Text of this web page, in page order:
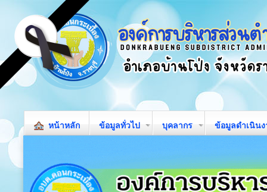
หน้าหลัก ข้อมูลทั่วไป บุคลากร ข้อมูลดำเนิน